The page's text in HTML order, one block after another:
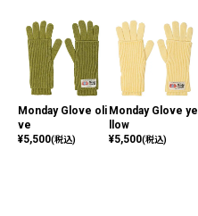
Monday Glove oli
ve
¥5,500(税込)
Monday Glove ye
llow
¥5,500(税込)